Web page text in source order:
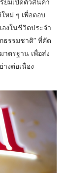
หม่ ๆ เพื่อตอบ
งในชีวิตประจำ
ธรรมชาติ” ที่คัด
ตรฐาน เพื่อส่ง
งต่อเนื่อง